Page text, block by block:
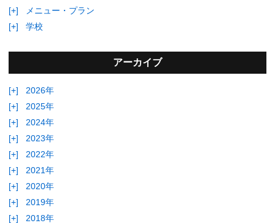
[+]
メニュー・プラン
[+]
学校
アーカイブ
[+]
2026年
[+]
2025年
[+]
2024年
[+]
2023年
[+]
2022年
[+]
2021年
[+]
2020年
[+]
2019年
[+]
2018年